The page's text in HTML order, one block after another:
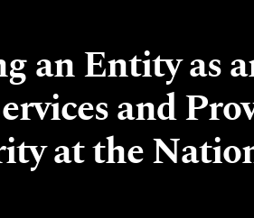
an Entity as
and
at the